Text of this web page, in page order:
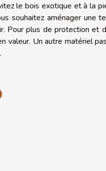
le bois exotique et à la
souhaitez aménager une
Pour plus de protection et
valeur. Un autre matériel